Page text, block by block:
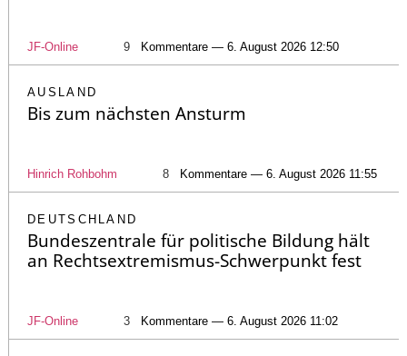
JF-Online 9 Kommentare — 6. August 2026 12:50
AUSLAND
Bis zum nächsten Ansturm
Hinrich Rohbohm 8 Kommentare — 6. August 2026 11:55
DEUTSCHLAND
Bundeszentrale für politische Bildung hält
an Rechtsextremismus-Schwerpunkt fest
JF-Online 3 Kommentare — 6. August 2026 11:02